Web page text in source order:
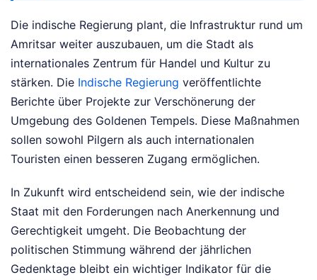
Die indische Regierung plant, die Infrastruktur rund um
Amritsar weiter auszubauen, um die Stadt als
internationales Zentrum für Handel und Kultur zu
stärken. Die Indische Regierung veröffentlichte
Berichte über Projekte zur Verschönerung der
Umgebung des Goldenen Tempels. Diese Maßnahmen
sollen sowohl Pilgern als auch internationalen
Touristen einen besseren Zugang ermöglichen.
In Zukunft wird entscheidend sein, wie der indische
Staat mit den Forderungen nach Anerkennung und
Gerechtigkeit umgeht. Die Beobachtung der
politischen Stimmung während der jährlichen
Gedenktage bleibt ein wichtiger Indikator für die